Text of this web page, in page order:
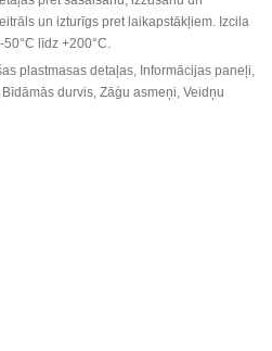
un izturīgs pret laikapstākļiem. Izcila
līdz +200°C.
plastmasas detaļas, Informācijas paneļi,
durvis, Zāģu asmeņi, Veidņu